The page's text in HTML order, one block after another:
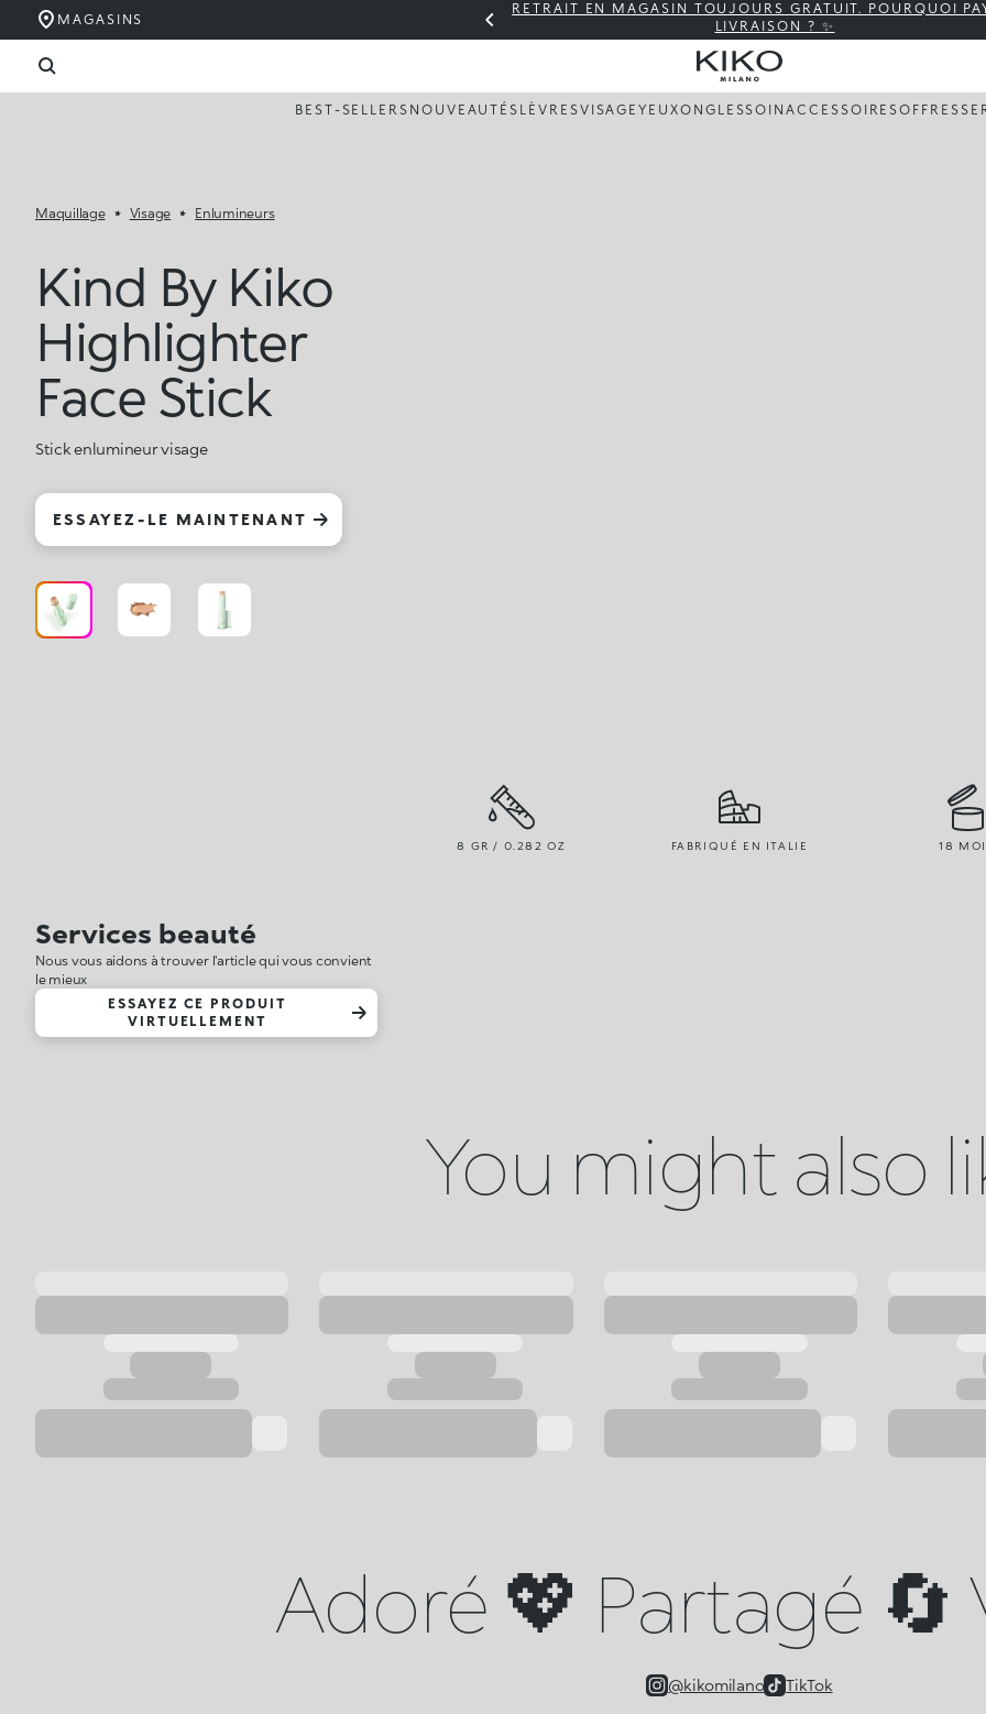
MAGASINS
RETRAIT EN MAGASIN TOUJOURS GRATUIT. POURQUOI
LIVRAISON ? ✨
BEST-SELLERS NOUVEAUTÉS LÈVRESVISAGEYEUXONGLESSOINACCESSOIRESOFFRES
Maquillage Visage Enlumineurs
Kind By Kiko
Highlighter
Face Stick
Stick enlumineur visage
ESSAYEZ-LE MAINTENANT
8 GR / 0.282 OZ FABRIQUÉ EN ITALIE 18
Services beauté
Nous vous aidons à trouver l'article qui vous convient
le mieux
ESSAYEZ CE PRODUIT
VIRTUELLEMENT
You might also
Adoré 💖 Partagé 🔄
@kikomilano TikTok